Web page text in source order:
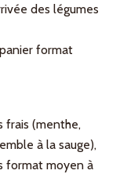
des légumes
format
frais (menthe,
à la sauge),
format moyen à